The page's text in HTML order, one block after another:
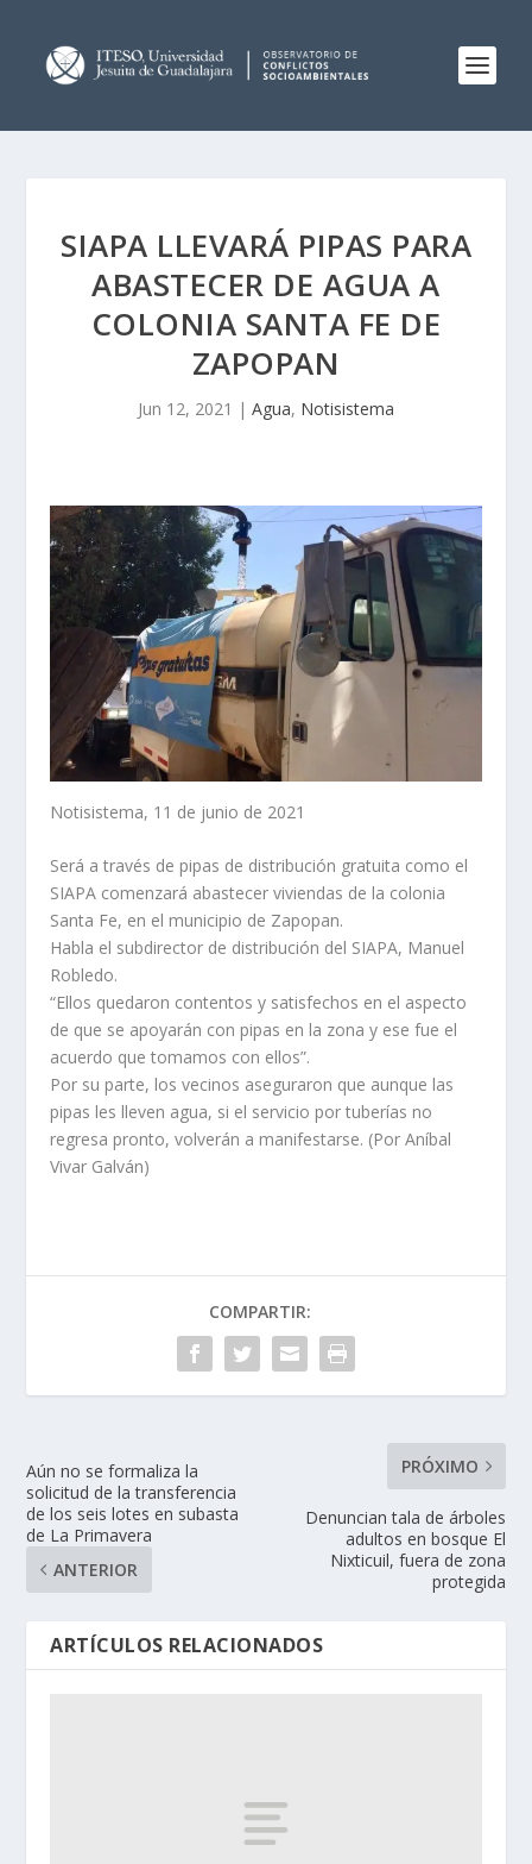
SIAPA LLEVARÁ PIPAS PARA
ABASTECER DE AGUA A
COLONIA SANTA FE DE
ZAPOPAN
Jun 12, 2021 | Agua, Notisistema
Notisistema, 11 de junio de 2021
Será a través de pipas de distribución gratuita como el
SIAPA comenzará abastecer viviendas de la colonia
Santa Fe, en el municipio de Zapopan.
Habla el subdirector de distribución del SIAPA, Manuel
Robledo.
“Ellos quedaron contentos y satisfechos en el aspecto
de que se apoyarán con pipas en la zona y ese fue el
acuerdo que tomamos con ellos”.
Por su parte, los vecinos aseguraron que aunque las
pipas les lleven agua, si el servicio por tuberías no
regresa pronto, volverán a manifestarse. (Por Aníbal
Vivar Galván)
COMPARTIR:
Aún no se formaliza la
solicitud de la transferencia
de los seis lotes en subasta
de La Primavera
ANTERIOR
PRÓXIMO
Denuncian tala de árboles
adultos en bosque El
Nixticuil, fuera de zona
protegida
ARTÍCULOS RELACIONADOS